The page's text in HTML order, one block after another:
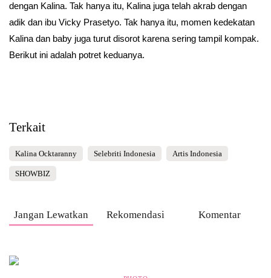
dengan Kalina. Tak hanya itu, Kalina juga telah akrab dengan
adik dan ibu Vicky Prasetyo. Tak hanya itu, momen kedekatan
Kalina dan baby juga turut disorot karena sering tampil kompak.
Berikut ini adalah potret keduanya.
Terkait
Kalina Ocktaranny Selebriti Indonesia Artis Indonesia
SHOWBIZ
Jangan Lewatkan Rekomendasi Komentar